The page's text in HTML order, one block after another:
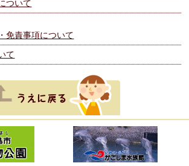
ついて
免責事項について
て